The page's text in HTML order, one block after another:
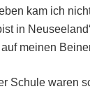
kam ich
in
meinen
Schule waren